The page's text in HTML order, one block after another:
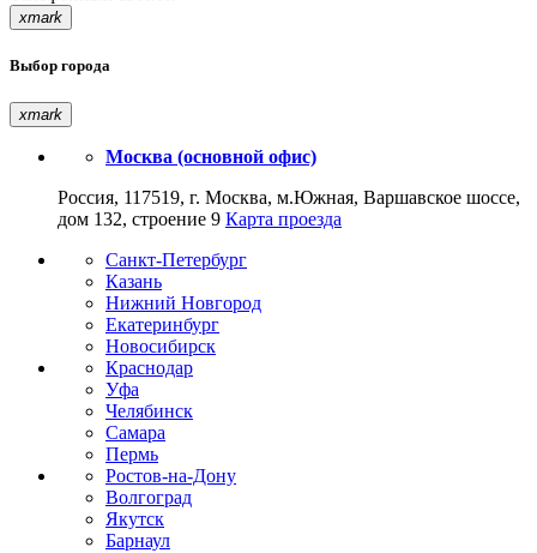
xmark
Выбор города
xmark
Москва (основной офис)
Россия, 117519, г. Москва, м.Южная, Варшавское шоссе,
дом 132, строение 9 Карта проезда
Санкт-Петербург
Казань
Нижний Новгород
Екатеринбург
Новосибирск
Краснодар
Уфа
Челябинск
Самара
Пермь
Ростов-на-Дону
Волгоград
Якутск
Барнаул